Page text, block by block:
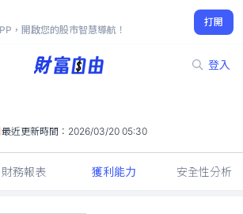
，開啟您的股市智慧導航！
打開
登入
39.00
3.17%
最近更新時間： 2026/03/20 05:30
財務報表 獲利能力 安全性分析